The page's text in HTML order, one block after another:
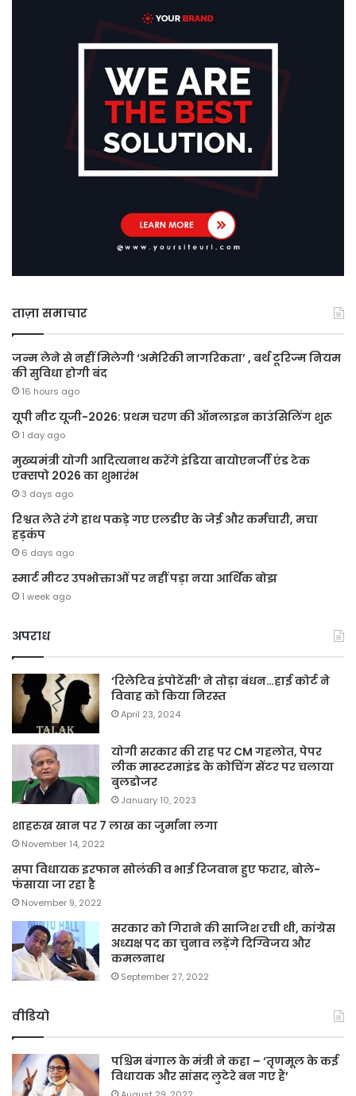
ताज़ा समाचार
जन्म लेने से नहीं मिलेगी ‘अमेरिकी नागरिकता’ , बर्थ टूरिज्म नियम
की सुविधा होगी बंद
16 hours ago
यूपी नीट यूजी-2026: प्रथम चरण की ऑनलाइन काउंसिलिंग शुरू
1 day ago
मुख्यमंत्री योगी आदित्यनाथ करेंगे इंडिया बायोएनर्जी एंड टेक
एक्सपो 2026 का शुभारंभ
3 days ago
रिश्वत लेते रंगे हाथ पकड़े गए एलडीए के जेई और कर्मचारी, मचा
हड़कंप
6 days ago
स्मार्ट मीटर उपभोक्ताओं पर नहीं पड़ा नया आर्थिक बोझ
1 week ago
अपराध
‘रिलेटिव इंपोटेंसी’ ने तोड़ा बंधन…हाई कोर्ट ने
विवाह को किया निरस्त
April 23, 2024
योगी सरकार की राह पर CM गहलोत, पेपर
लीक मास्टरमाइंड के कोचिंग सेंटर पर चलाया
बुलडोजर
January 10, 2023
शाहरुख खान पर 7 लाख का जुर्माना लगा
November 14, 2022
सपा विधायक इरफान सोलंकी व भाई रिजवान हुए फरार, बोले-
फंसाया जा रहा है
November 9, 2022
सरकार को गिराने की साजिश रची थी, कांग्रेस
अध्यक्ष पद का चुनाव लड़ेंगे दिग्विजय और
कमलनाथ
September 27, 2022
वीडियो
पश्चिम बंगाल के मंत्री ने कहा – ‘तृणमूल के कई
विधायक और सांसद लुटेरे बन गए हैं’